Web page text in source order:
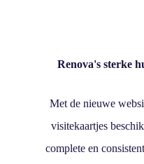
Renova's sterke
Met de nieuwe
visitekaartjes
complete en